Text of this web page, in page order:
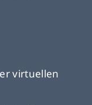
virtuellen